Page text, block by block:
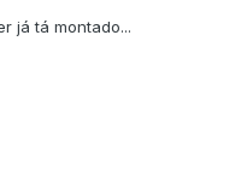
já tá montado...